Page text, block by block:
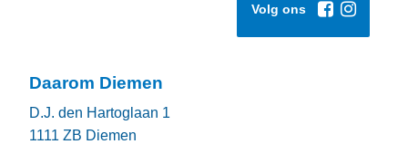
Volg ons
Daarom Diemen
D.J. den Hartoglaan 1
1111 ZB Diemen